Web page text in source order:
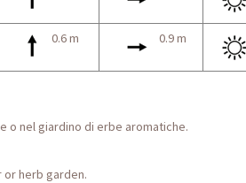
0.6 m 0.9 m
o nel giardino di erbe aromatiche.
herb garden.